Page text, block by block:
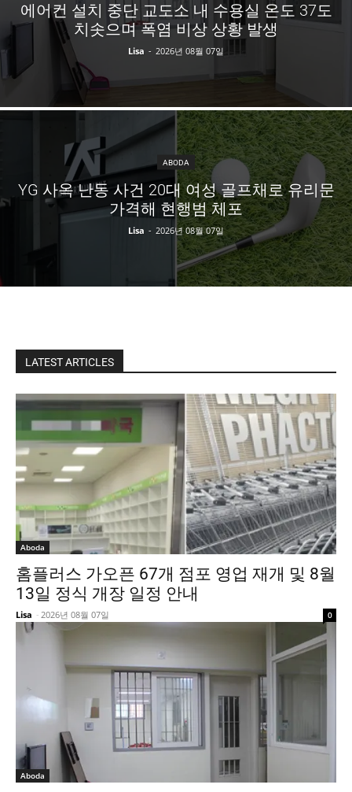
에어컨 설치 중단 교도소 내 수용실 온도 37도
치솟으며 폭염 비상 상황 발생
Lisa - 2026년 08월 07일
ABODA
YG 사옥 난동 사건 20대 여성 골프채로 유리문
가격해 현행범 체포
Lisa - 2026년 08월 07일
LATEST ARTICLES
Aboda
홈플러스 가오픈 67개 점포 영업 재개 및 8월
13일 정식 개장 일정 안내
Lisa - 2026년 08월 07일 0
Aboda